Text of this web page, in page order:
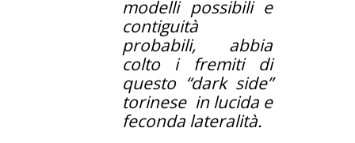
modelli possibili e
contiguità
probabili, abbia
colto i fremiti di
questo “dark side”
torinese in lucida e
feconda lateralità.